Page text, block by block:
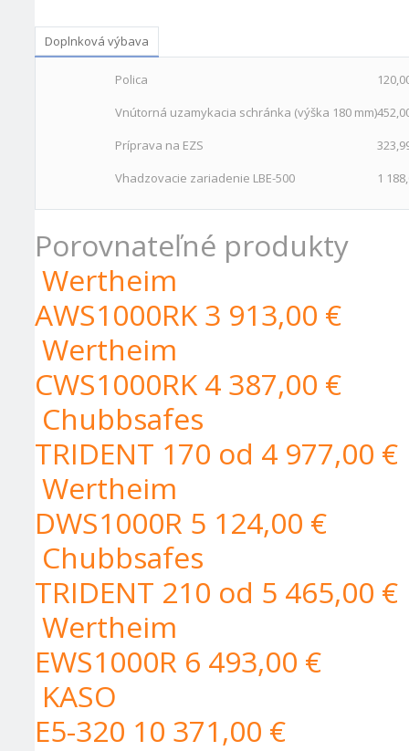
Doplnková výbava
Polica
Vnútorná uzamykacia schránka (výška 180 mm)
Príprava na EZS
Vhadzovacie zariadenie LBE-500
1
Porovnateľné produkty
Wertheim
AWS1000RK 3 913,00 €
Wertheim
CWS1000RK 4 387,00 €
Chubbsafes
TRIDENT 170 od 4 977,00 €
Wertheim
DWS1000R 5 124,00 €
Chubbsafes
TRIDENT 210 od 5 465,00 €
Wertheim
EWS1000R 6 493,00 €
KASO
E5-320 10 371,00 €